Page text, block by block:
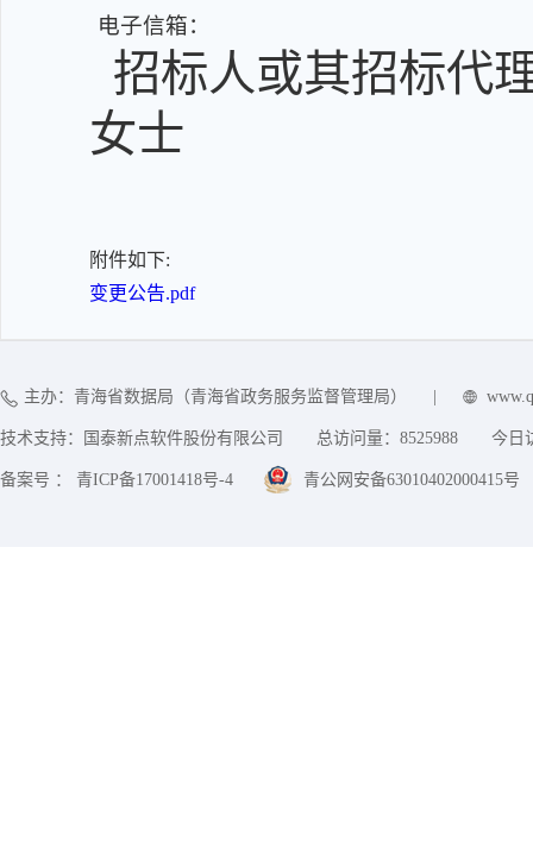
电子信箱：
招标人或其招标代
女士
附件如下:
变更公告.pdf
主办：青海省数据局（青海省政务服务监督管理局）
技术支持：国泰新点软件股份有限公司 总访问量： 8525988 今日
备案号 ： 青ICP备17001418号-4 青公网安备63010402000415号